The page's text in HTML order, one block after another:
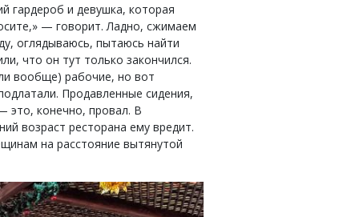
гардероб и девушка, которая
— говорит. Ладно, сжимаем
оглядываюсь, пытаюсь найти
что он тут только закончился.
вообще) рабочие, но вот
Продавленные сидения,
это, конечно, провал. В
возраст ресторана ему вредит.
на расстояние вытянутой